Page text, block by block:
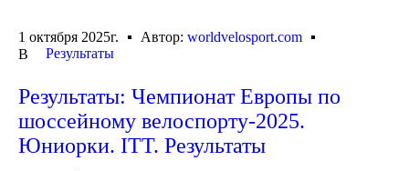
1 октября 2025г. Автор: worldvelosport.com
В
Результаты
Результаты: Чемпионат Европы по
шоссейному велоспорту-2025.
Юниорки. ITT. Результаты